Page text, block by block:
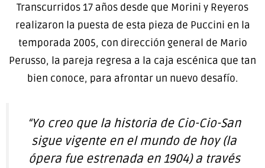
Transcurridos 17 años desde que Morini y Reyeros
realizaron la puesta de esta pieza de Puccini en la
temporada 2005, con dirección general de Mario
Perusso, la pareja regresa a la caja escénica que tan
bien conoce, para afrontar un nuevo desafío.
“Yo creo que la historia de Cio-Cio-San
sigue vigente en el mundo de hoy (la
ópera fue estrenada en 1904) a través